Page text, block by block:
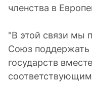
членства в
"В этой связи мы
Союз
государств